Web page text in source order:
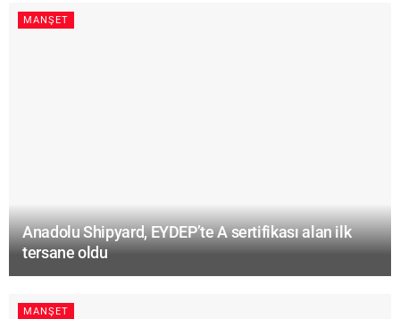
MANŞET
Anadolu Shipyard, EYDEP’te A sertifikası alan ilk
tersane oldu
MANŞET